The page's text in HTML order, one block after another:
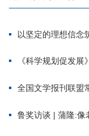
以坚定的理想信念
《科学规划促发展
全国文学报刊联盟
鲁奖访谈 | 蒲隆:像